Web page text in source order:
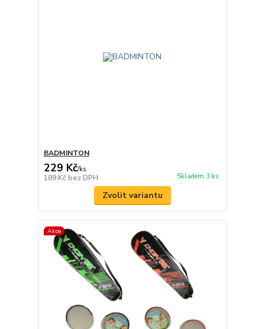
BADMINTON
229 Kč/ks
189 Kč bez DPH Skladem 3 ks
Zvolit variantu
Akce